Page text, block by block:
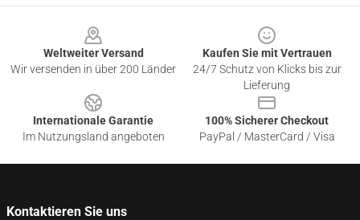
Weltweiter Versand
Wir versenden in über 200 Länder
Kaufen Sie mit Vertrauen
24/7 Schutz von Klicks bis zur
Lieferung
Internationale Garantie
Im Nutzungsland angeboten
100% Sicherer Checkout
PayPal / MasterCard / Visa
Kontaktieren Sie uns